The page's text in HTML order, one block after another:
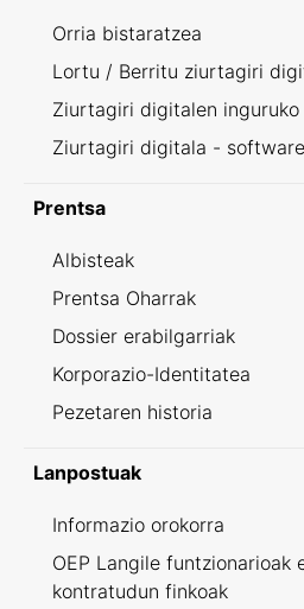
Orria bistaratzea
Lortu / Berritu ziurtagiri
Ziurtagiri digitalen
Ziurtagiri digitala -
Prentsa
Albisteak
Prentsa Oharrak
Dossier erabilgarriak
Korporazio-Identitatea
Pezetaren historia
Lanpostuak
Informazio orokorra
OEP Langile funtzionarioak
kontratudun finkoak